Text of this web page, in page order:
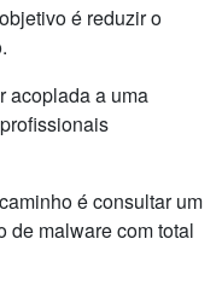
é reduzir o
acoplada a uma
é consultar um
de malware com total